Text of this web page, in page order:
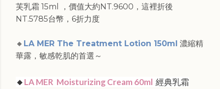
芙乳霜 15ml ，價值大約NT.9600，這裡折後
NT.5785台幣，6折力度
🔸 LA MER The Treatment Lotion 150ml 濃縮精
華露，敏感乾肌的首選～
🔸LA MER Moisturizing Cream 60ml 經典乳霜